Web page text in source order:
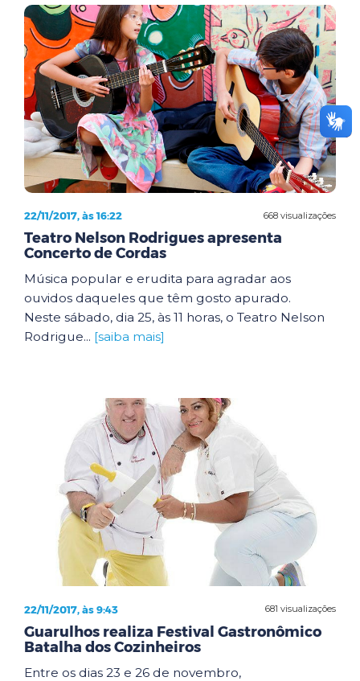
668 visualizações
22/11/2017, às 16:22
Teatro Nelson Rodrigues apresenta
Concerto de Cordas
Música popular e erudita para agradar aos
ouvidos daqueles que têm gosto apurado.
Neste sábado, dia 25, às 11 horas, o Teatro Nelson
Rodrigue... [saiba mais]
681 visualizações
22/11/2017, às 9:43
Guarulhos realiza Festival Gastronômico
Batalha dos Cozinheiros
Entre os dias 23 e 26 de novembro,